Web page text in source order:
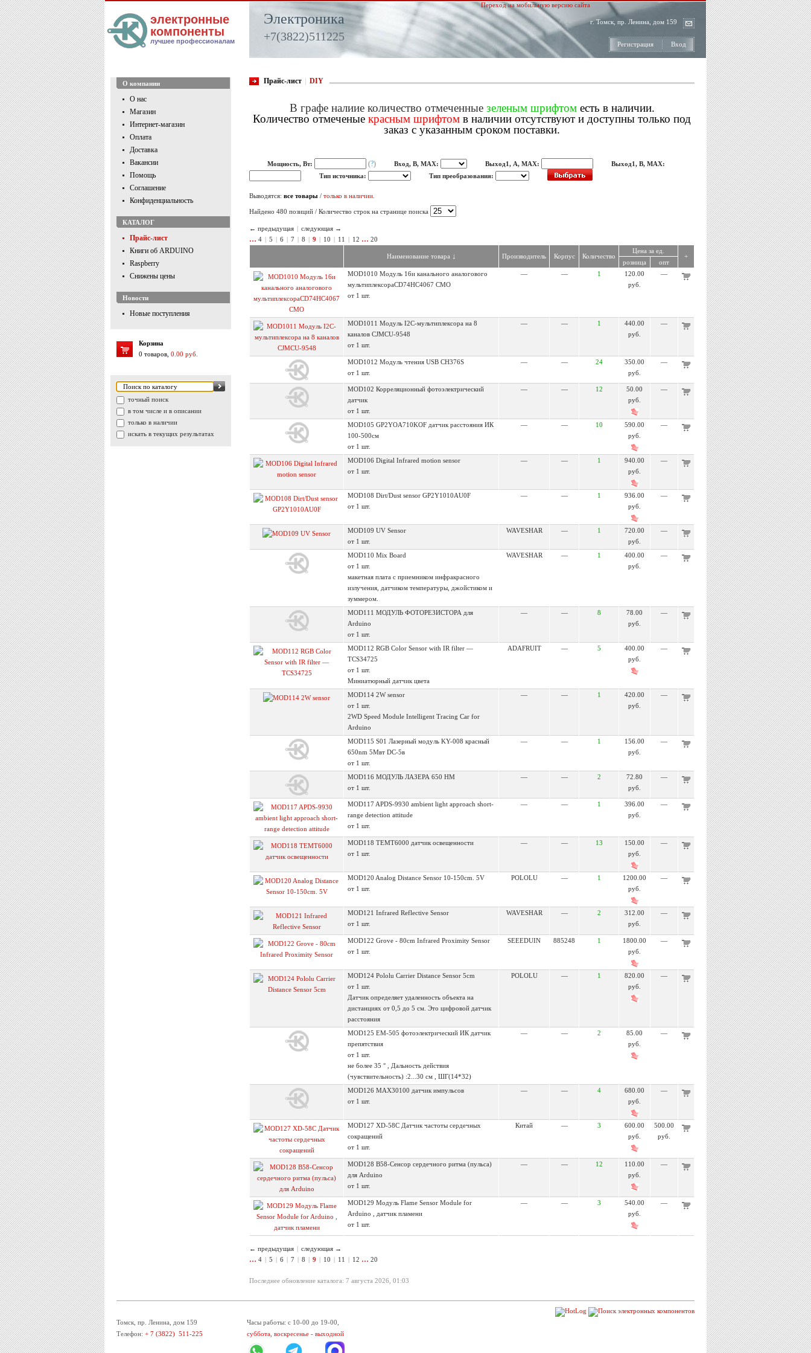
электронные
компоненты
лучшее профессионалам
Электроника
+7(3822)511225
Переход на мобильную версию сайта
г. Томск, пр. Ленина, дом 159
Регистрация Вход
О компании
О нас
Магазин
Интернет-магазин
Оплата
Доставка
Вакансии
Помощь
Соглашение
Конфиденциальность
КАТАЛОГ
Прайс-лист
Книги об ARDUINO
Raspberry
Снижены цены
Новости
Новые поступления
Корзина
0 товаров, 0.00 руб.
точный поиск
в том числе и в описании
только в наличии
искать в текущих результатах
Прайс-лист DIY
В графе налиие количество отмеченные зеленым шрифтом есть в наличии.
Количество отмеченые красным шрифтом в наличии отсутствуют и доступны только под
заказ с указанным сроком поставки.
Мощность, Вт: (?) Вход, В, MAX: Выход1, A, MAX:
Выход1, В, MAX:
Тип источника:
Тип преобразования:
Выводятся: все товары / только в наличии
Найдено 480 позиций / Количество строк на странице поиска
← предыдущая | следующая →
… 4 | 5 | 6 | 7 | 8 | 9 | 10 | 11 | 12 … 20
Наименование товара ↓ Производитель Корпус Количество
Цена за ед.
+
розница
опт
MOD1010 Модуль 16и канального аналогового
мультиплексораCD74HC4067 CMO
от 1 шт.
— — 1
120.00
руб.
—
MOD1011 Модуль I2C-мультиплексора на 8
каналов CJMCU-9548
от 1 шт.
— — 1
440.00
руб.
—
MOD1012 Модуль чтения USB CH376S
от 1 шт.
— — 24
350.00
руб.
—
MOD102 Корреляционный фотоэлектрический
датчик
от 1 шт.
— — 12
50.00
руб.
—
MOD105 GP2YOA710KOF датчик расстояния ИК
100-500см
от 1 шт.
— — 10
590.00
руб.
—
MOD106 Digital Infrared motion sensor
от 1 шт.
— — 1
940.00
руб.
—
MOD108 Dirt/Dust sensor GP2Y1010AU0F
от 1 шт.
— — 1
936.00
руб.
—
MOD109 UV Sensor
от 1 шт.
WAVESHAR — 1
720.00
руб.
—
MOD110 Mix Board
от 1 шт.
макетная плата c приемником инфракрасного
излучения, датчиком температуры, джойстиком и
зуммером.
WAVESHAR — 1
400.00
руб.
—
MOD111 МОДУЛЬ ФОТОРЕЗИСТОРА для
Arduino
от 1 шт.
— — 8
78.00
руб.
—
MOD112 RGB Color Sensor with IR filter —
TCS34725
от 1 шт.
Миниатюрный датчик цвета
ADAFRUIT — 5
400.00
руб.
—
MOD114 2W sensor
от 1 шт.
2WD Speed Module Intelligent Tracing Car for
Arduino
— — 1
420.00
руб.
—
MOD115 S01 Лазерный модуль KY-008 красный
650nm 5Mвт DC-5в
от 1 шт.
— — 1
156.00
руб.
—
MOD116 МОДУЛЬ ЛАЗЕРА 650 HM
от 1 шт.
— — 2
72.80
руб.
—
MOD117 APDS-9930 ambient light approach short-
range detection attitude
от 1 шт.
— — 1
396.00
руб.
—
MOD118 TEMT6000 датчик освещенности
от 1 шт.
— — 13
150.00
руб.
—
MOD120 Analog Distance Sensor 10-150cm. 5V
от 1 шт.
POLOLU — 1
1200.00
руб.
—
MOD121 Infrared Reflective Sensor
от 1 шт.
WAVESHAR — 2
312.00
руб.
—
MOD122 Grove - 80cm Infrared Proximity Sensor
от 1 шт.
SEEEDUIN 885248 1
1800.00
руб.
—
MOD124 Pololu Carrier Distance Sensor 5cm
от 1 шт.
Датчик определяет удаленность объекта на
дистанциях от 0,5 до 5 см. Это цифровой датчик
расстояния
POLOLU — 1
820.00
руб.
—
MOD125 EM-505 фотоэлектрический ИК датчик
препятствия
от 1 шт.
не более 35 ° , Дальность действия
(чувствительность) :2...30 см , ШГ(14*32)
— — 2
85.00
руб.
—
MOD126 MAX30100 датчик импульсов
от 1 шт.
— — 4
680.00
руб.
—
MOD127 XD-58C Датчик частоты сердечных
сокращений
от 1 шт.
Китай — 3
600.00
руб.
500.00
руб.
MOD128 B58-Сенсор сердечного ритма (пульса)
для Arduino
от 1 шт.
— — 12
110.00
руб.
—
MOD129 Модуль Flame Sensor Module for
Arduino , датчик пламени
от 1 шт.
— — 3
540.00
руб.
—
← предыдущая | следующая →
… 4 | 5 | 6 | 7 | 8 | 9 | 10 | 11 | 12 … 20
Последнее обновление каталога: 7 августа 2026, 01:03
Томск, пр. Ленина, дом 159
Телефон: + 7 (3822) 511-225
Часы работы: с 10-00 до 19-00,
суббота, воскресенье - выходной